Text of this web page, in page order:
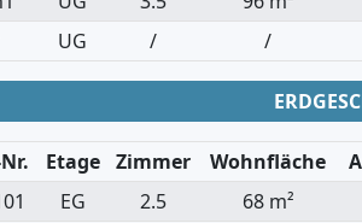
UG / /
Etage Zimmer Wohnfläche
EG 2.5 68 m²